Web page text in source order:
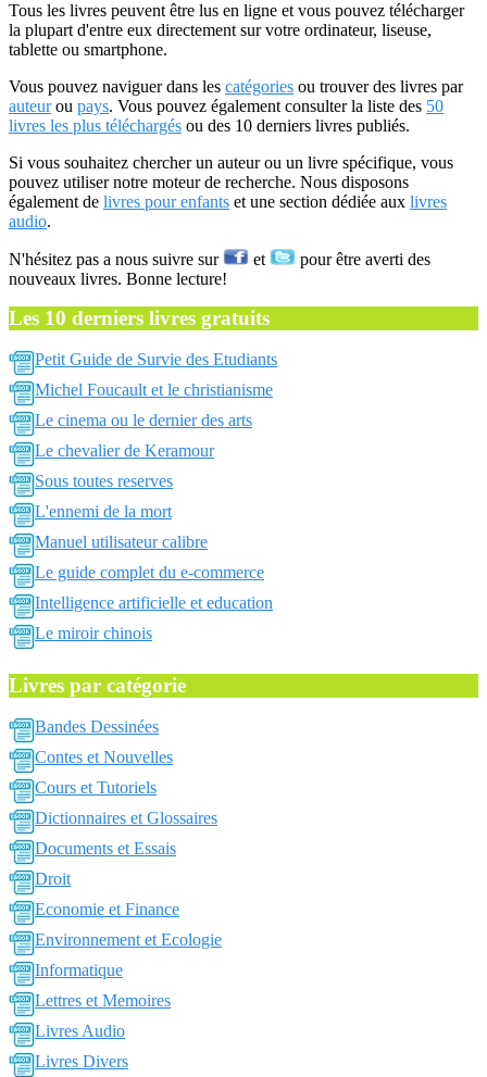
Tous les livres peuvent être lus en ligne et vous pouvez télécharger
la plupart d'entre eux directement sur votre ordinateur, liseuse,
tablette ou smartphone.
Vous pouvez naviguer dans les catégories ou trouver des livres par
auteurou pays. Vous pouvez également consulter la liste des 50
livres les plus téléchargés ou des 10 derniers livres publiés.
Si vous souhaitez chercher un auteur ou un livre spécifique, vous
pouvez utiliser notre moteur de recherche. Nous disposons
également de livres pour enfants et une section dédiée aux livres
audio.
N'hésitez pas a nous suivre sur et
pour être averti des
nouveaux livres. Bonne lecture!
Les 10 derniers livres gratuits
Petit Guide de Survie des Etudiants
Michel Foucault et le christianisme
Le cinema ou le dernier des arts
Le chevalier de Keramour
Sous toutes reserves
L'ennemi de la mort
Manuel utilisateur calibre
Le guide complet du e-commerce
Intelligence artificielle et education
Le miroir chinois
Livres par catégorie
Bandes Dessinées
Contes et Nouvelles
Cours et Tutoriels
Dictionnaires et Glossaires
Documents et Essais
Droit
Economie et Finance
Environnement et Ecologie
Informatique
Lettres et Memoires
Livres Audio
Livres Divers